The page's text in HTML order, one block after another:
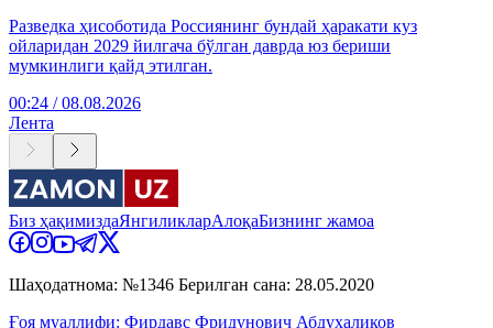
Разведка ҳисоботида Россиянинг бундай ҳаракати куз
ойларидан 2029 йилгача бўлган даврда юз бериши
мумкинлиги қайд этилган.
00:24 / 08.08.2026
Лента
Биз ҳақимиздаЯнгиликларАлоқаБизнинг жамоа
Шаҳодатнома: №1346 Берилган сана: 28.05.2020
Ғоя муаллифи: Фирдавс Фридунович Абдухаликов